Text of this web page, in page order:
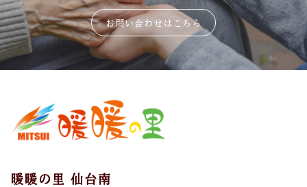
お問い合わせはこちら
暖暖の里 仙台南